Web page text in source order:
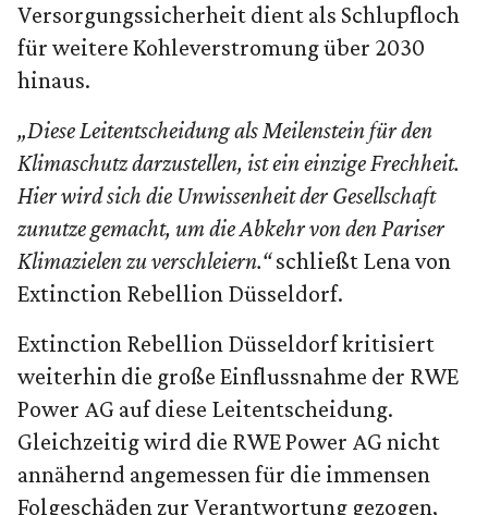
Versorgungssicherheit dient als Schlupfloch
für weitere Kohleverstromung über 2030
hinaus.
„Diese Leitentscheidung als Meilenstein für den
Klimaschutz darzustellen, ist ein einzige Frechheit.
Hier wird sich die Unwissenheit der Gesellschaft
zunutze gemacht, um die Abkehr von den Pariser
Klimazielen zu verschleiern.“schließt Lena von
Extinction Rebellion Düsseldorf.
Extinction Rebellion Düsseldorf kritisiert
weiterhin die große Einflussnahme der RWE
Power AG auf diese Leitentscheidung.
Gleichzeitig wird die RWE Power AG nicht
annähernd angemessen für die immensen
Folgeschäden zur Verantwortung gezogen,